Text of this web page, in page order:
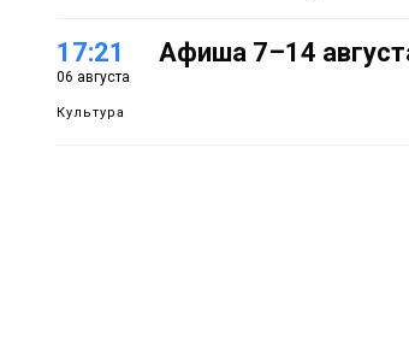
17:21
06 августа
Культура
Афиша 7–14